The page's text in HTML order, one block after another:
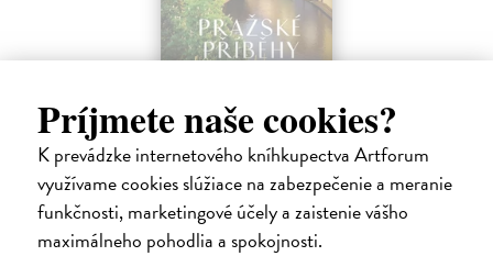
Príjmete naše cookies?
K prevádzke internetového kníhkupectva Artforum
využívame cookies slúžiace na zabezpečenie a meranie
funkčnosti, marketingové účely a zaistenie vášho
maximálneho pohodlia a spokojnosti.
Pražské příběhy
Hášová Klára, Černý David (ed.) | Kniha
Víte, kde byste na Pražském hradě našli Jezdecké schodiště, které
umožňovalo koním vstup do velkého sálu na rytířské turnaje? Víte,
kde žije, naparuje se a roztahuje svá nádherná pera nejkrásnější
pražský…